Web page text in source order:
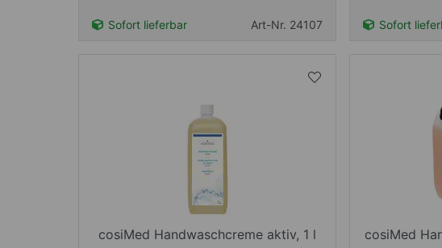
Sofort lieferbar Art-Nr. 24107 Sofort
cosiMed Handwaschcreme aktiv, 1 l
cosiMed